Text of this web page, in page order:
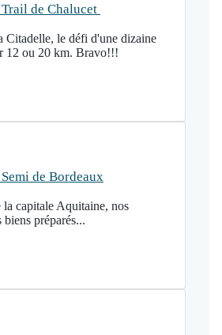
de Chalucet
Citadelle, le défi d'une dizaine
12 ou 20 km. Bravo!!!
de Bordeaux
la capitale Aquitaine, nos
biens préparés...